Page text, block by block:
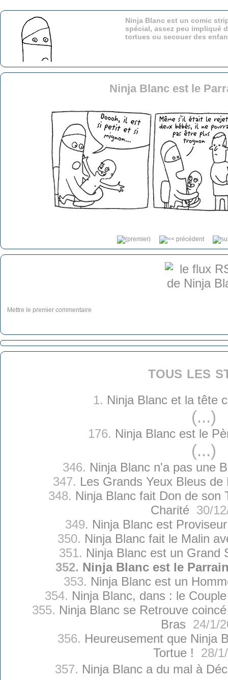
Ninja Blanc est un comic
spécial, assez peu impliqué
tortues ou secouer des
Ninja Blanc est le
Mettre le premier commentaire
tous les
1. Ninja Blanc et la tête
(...)
176. Ninja Blanc est le
(...)
346. Ninja Blanc n'a pas une
347. Les Grands Yeux Bleus de
348. Ninja Blanc fait Don de son
Charité 30/
349. Ninja Blanc est
350. Ninja Blanc fait le Malin
351. Ninja Blanc est un Grand
352. Ninja Blanc est le
353. Ninja Blanc est un
354. Ninja Blanc, dans : le
355. Ninja Blanc se Retrouve
Bras 24/1/
356. Heureusement que Ninja
Tortue ! 28/
357. Ninja Blanc a du mal à